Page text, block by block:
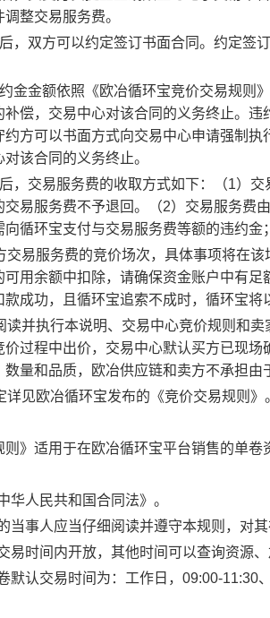
整交易服务费。
，双方可以约定签订书面合同。约定签
金金额依照《欧冶循环宝竞价交易规则
补偿，交易中心对该合同的义务终止。
约方可以书面方式向交易中心申请强制
该合同的义务终止。
，交易服务费的收取方式如下：（1）
交易服务费不予退回。（2）交易服务费
向循环宝支付与交易服务费等额的违约
交易服务费的竞价场次，具体事项将在
可用余额中扣除，请确保资金账户中有
款成功，且循环宝追索不成时，循环宝将
读并执行本说明、交易中心竞价规则和
价过程中出价，交易中心默认买方已现
数量和品质，欧冶供应链和卖方不承担由
详见欧冶循环宝发布的《竞价交易规则》
则》适用于在欧冶循环宝平台销售的单卷
华人民共和国合同法》。
当事人应当仔细阅读并遵守本规则，对
易时间内开放，其他时间可以查询资源
默认交易时间为：工作日，09:00-11:30